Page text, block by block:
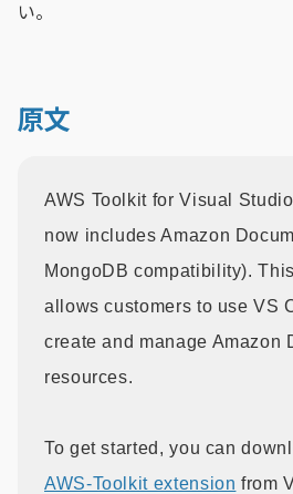
い。
原文
AWS Toolkit for Visual
now includes Amazon
MongoDB compatibility).
allows customers to use VS
create and manage Amazon
resources.
To get started, you can
AWS-Toolkit extension from